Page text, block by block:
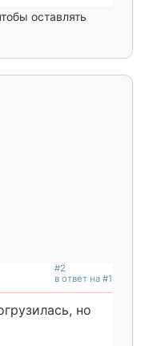
оставлять
#2
в ответ на #1
но